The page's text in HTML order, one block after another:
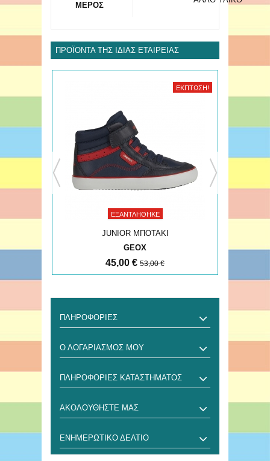
ΜΕΡΟΣ
ΠΡΟΪΌΝΤΑ ΤΗΣ ΊΔΙΑΣ ΕΤΑΙΡΕΊΑΣ
ΈΚΠΤΩΣΗ!
ΕΞΑΝΤΛΉΘΗΚΕ
JUNIOR ΜΠΟΤΑΚΙ
GEOX
45,00 € 53,00 €
ΠΛΗΡΟΦΟΡΊΕΣ
Ο ΛΟΓΑΡΙΑΣΜΌΣ ΜΟΥ
ΠΛΗΡΟΦΟΡΊΕΣ ΚΑΤΑΣΤΉΜΑΤΟΣ
ΑΚΟΛΟΥΘΉΣΤΕ ΜΑΣ
ΕΝΗΜΕΡΩΤΙΚΌ ΔΕΛΤΊΟ